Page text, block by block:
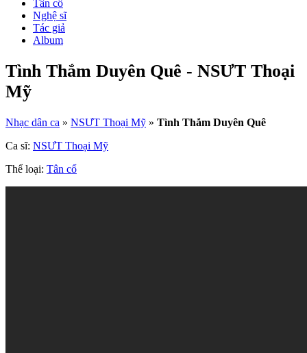
Tân cổ
Nghệ sĩ
Tác giả
Album
Tình Thắm Duyên Quê - NSƯT Thoại
Mỹ
Nhạc dân ca » NSƯT Thoại Mỹ » Tình Thắm Duyên Quê
Ca sĩ: NSƯT Thoại Mỹ
Thể loại: Tân cổ